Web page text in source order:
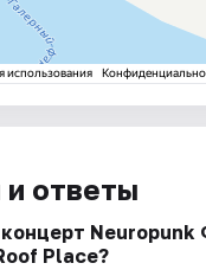
ответы
Neuropunk
Place?